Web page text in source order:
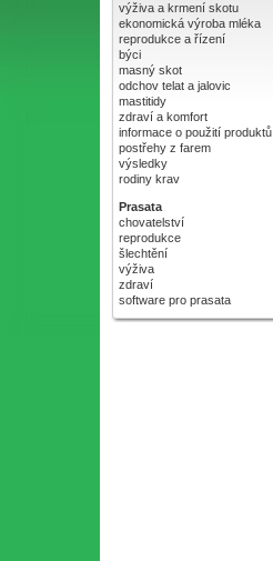
výživa a krmení skotu
ekonomická výroba mléka
reprodukce a řízení
býci
masný skot
odchov telat a jalovic
mastitidy
zdraví a komfort
informace o použití produktů
postřehy z farem
výsledky
rodiny krav
Prasata
chovatelství
reprodukce
šlechtění
výživa
zdraví
software pro prasata